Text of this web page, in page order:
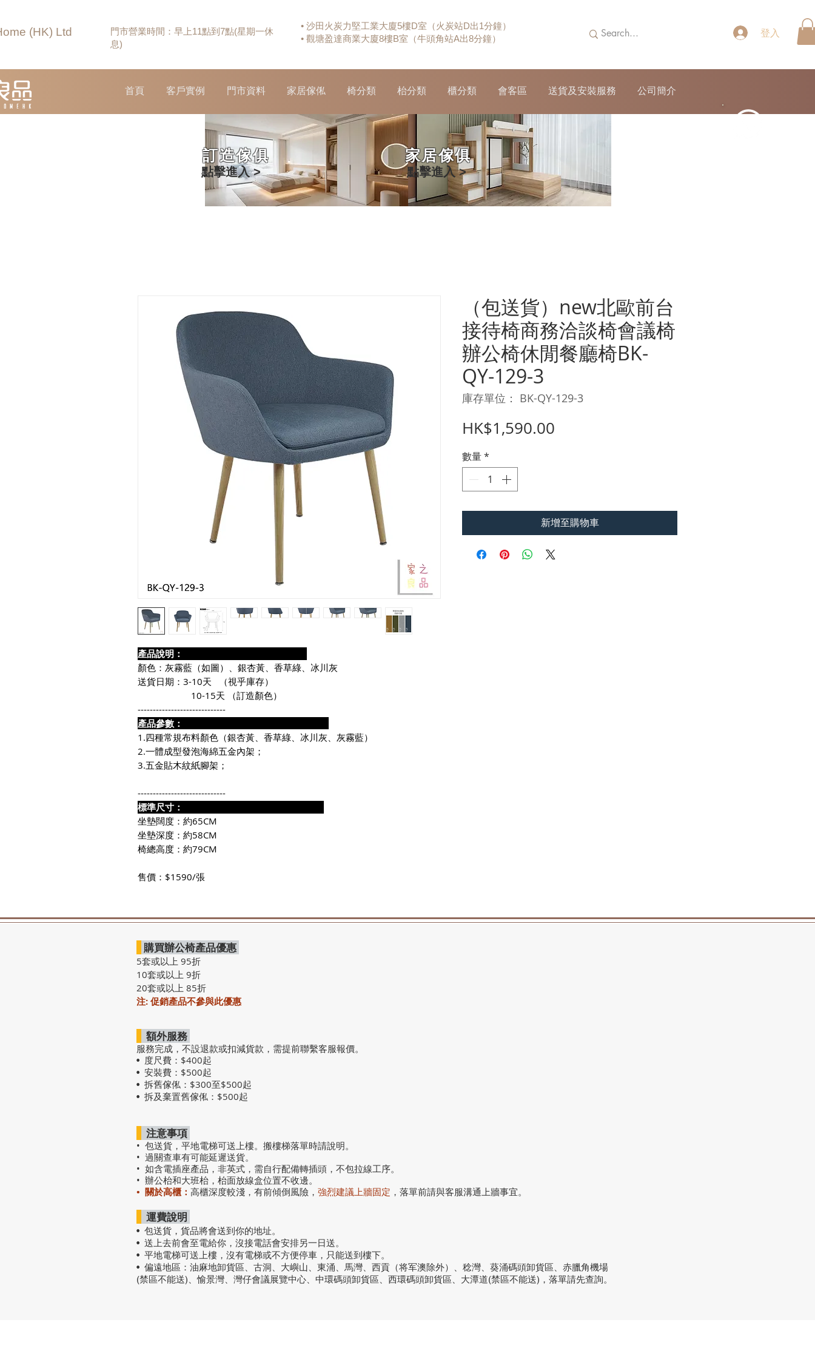
(HK) Ltd
門市營業時間：早上11點到7點(星期一休
息)
• 沙田火炭力堅工業大廈5樓D室（火炭站D出1分鐘）
• 觀塘盈達商業大廈8樓B室（牛頭角站A出8分鐘）
登入
首頁 客戶實例 門市資料 家居傢俬 椅分類 枱分類 櫃分類 會客區 送貨及安裝服務 公司簡介
訂造傢俱
點擊進入 >
家居傢俱
點擊進入 >
產品說明：
顏色：灰霧藍（如圖）、銀杏黃、香草綠、冰川灰
送貨日期：3-10天 （視乎庫存）
10-15天 （訂造顏色）
-----------------------------
產品參數：
1.四種常規布料顏色（銀杏黃、香草綠、冰川灰、灰霧藍）
2.一體成型發泡海綿五金內架；
3.五金貼木紋紙腳架；
-----------------------------
標準尺寸：
坐墊闊度：約65CM
坐墊深度：約58CM
椅總高度：約79CM
售價：$1590/張
（包送貨）new北歐前台
接待椅商務洽談椅會議椅
辦公椅休閒餐廳椅BK-
QY-129-3
庫存單位： BK-QY-129-3
HK$1,590.00
數量*
新增至購物車
購買辦公椅產品優惠
5套或以上 95折
10套或以上 9折
20套或以上 85折
注: 促銷產品不參與此優惠
額外服務
服務完成，不設退款或扣減貨款，需提前聯繫客服報價。
• 度尺費：$400起
• 安裝費：$500起
• 拆舊傢俬：$300至$500起
• 拆及棄置舊傢俬：$500起
注意事項
• 包送貨，平地電梯可送上樓。搬樓梯落單時請說明。
• 過關查車有可能延遲送貨。
• 如含電插座產品，非英式，需自行配備轉插頭，不包拉線工序。
• 辦公枱和大班枱，枱面放線盒位置不收邊。
• 關於高櫃： 高櫃深度較淺，有前傾倒風險， 強烈建議上牆固定 ，落單前請與客服溝通上牆事宜。
運費說明
• 包送貨 ， 貨品將會送到你的地址。
• 送上去前會至電給你，沒接電話會安排另一日送。
• 平地電梯可送上樓，沒有電梯或不方便停車，只能送到樓下。
• 偏遠地區：油麻地卸貨區、古洞、大嶼山、東涌、馬灣、西貢（将军澳除外）、稔灣、葵涌碼頭卸貨區、赤臘角機場
(禁區不能送)、愉景灣、灣仔會議展覽中心、中環碼頭卸貨區、西環碼頭卸貨區、大潭道(禁區不能送)，落單請先查詢。